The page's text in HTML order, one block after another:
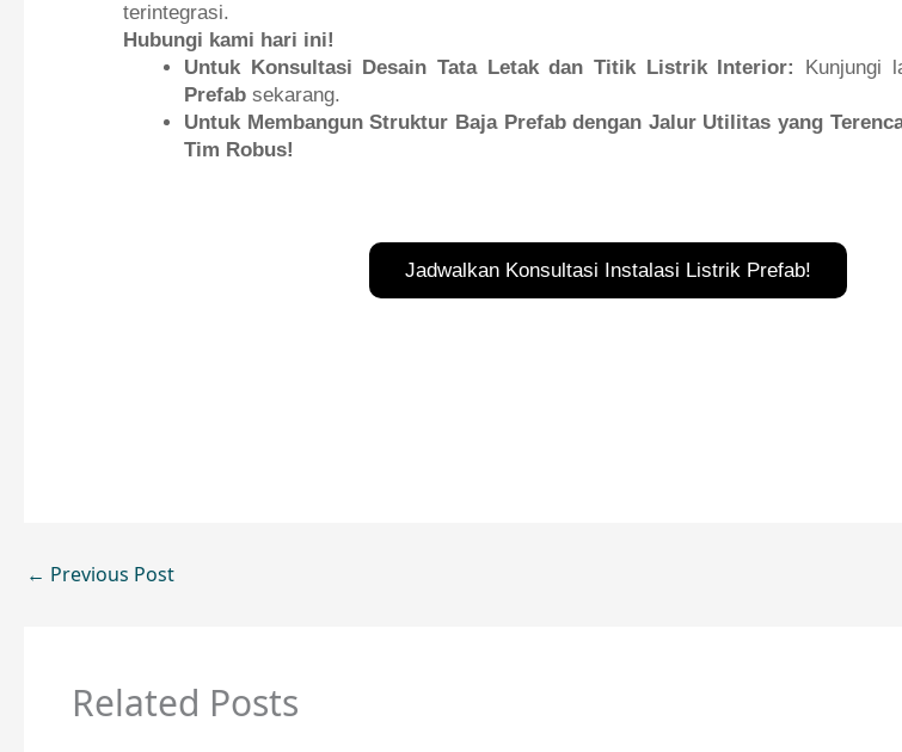
terintegrasi.
Hubungi kami hari ini!
Untuk Konsultasi Desain Tata Letak dan Titik Listrik Interior:
Kunjungi
Prefab sekarang.
Untuk Membangun Struktur Baja Prefab dengan Jalur Utilitas yang
Tim Robus!
Jadwalkan Konsultasi Instalasi Listrik Prefab!
← Previous Post
Related Posts